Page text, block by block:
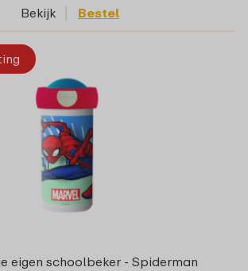
Bekijk Bestel
eigen schoolbeker - Spiderman